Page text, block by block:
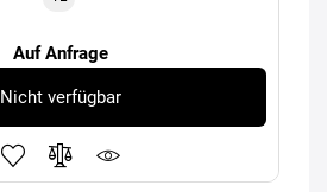
Auf Anfrage
Nicht verfügbar